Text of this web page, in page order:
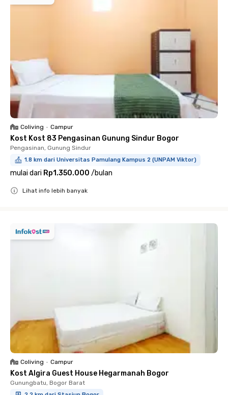
Coliving • Campur
Kost Kost 83 Pengasinan Gunung Sindur Bogor
Pengasinan, Gunung Sindur
1.8 km dari Universitas Pamulang Kampus 2 (UNPAM Viktor)
mulai dari Rp1.350.000 /bulan
Lihat info lebih banyak
Coliving • Campur
Kost Algira Guest House Hegarmanah Bogor
Gunungbatu, Bogor Barat